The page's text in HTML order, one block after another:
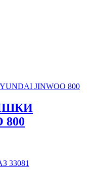
800